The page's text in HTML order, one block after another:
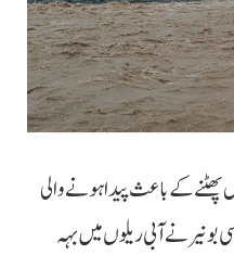
پھٹنے کے باعث پیدا ہونے والی
بونیر نے آبی ریلوں میں بہہ